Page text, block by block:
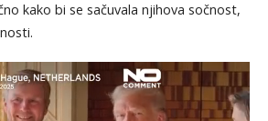
kako bi se sačuvala njihova sočnost,